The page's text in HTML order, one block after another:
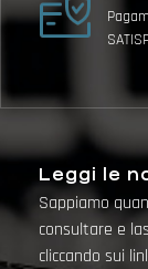
Leggi le
Sappiamo
consultare e
cliccando sui